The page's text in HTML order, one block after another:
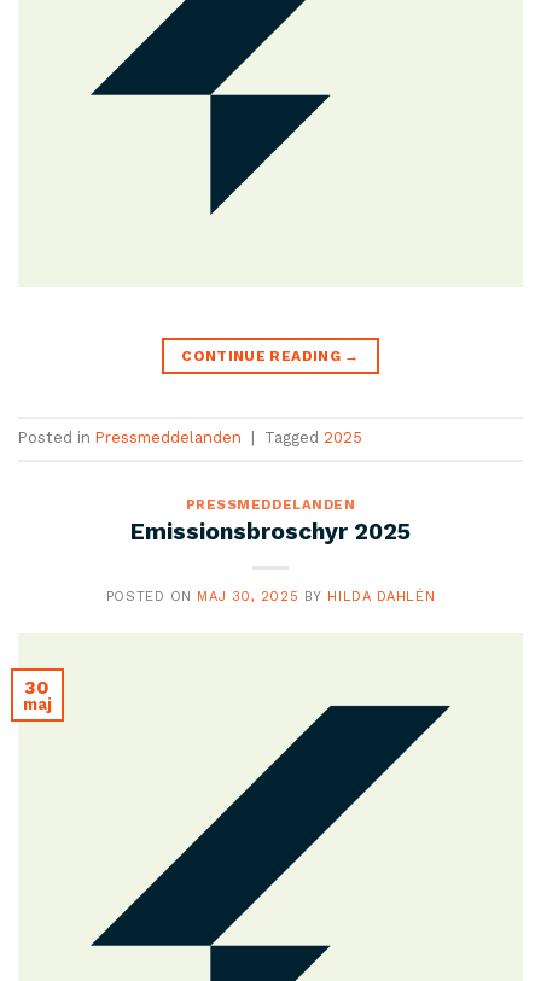
CONTINUE READING →
Posted in Pressmeddelanden Tagged 2025
PRESSMEDDELANDEN
Emissionsbroschyr 2025
POSTED ON MAJ 30, 2025 BY HILDA DAHLÉN
30
maj